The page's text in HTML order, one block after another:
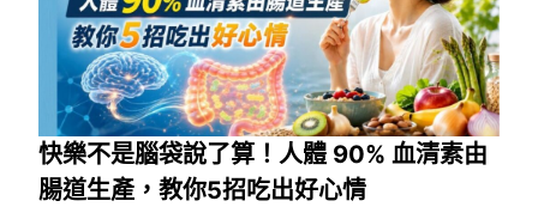
快樂不是腦袋說了算！人體 90% 血清素由
腸道生產，教你5招吃出好心情